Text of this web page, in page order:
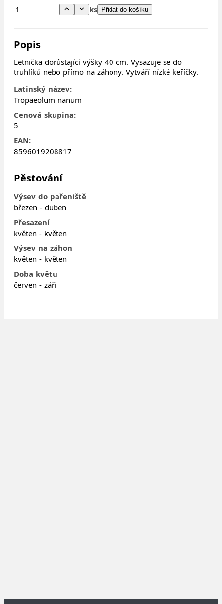
ks Přidat do košíku
Popis
Letnička dorůstající výšky 40 cm. Vysazuje se do
truhlíků nebo přímo na záhony. Vytváří nízké keříčky.
Latinský název:
Tropaeolum nanum
Cenová skupina:
5
EAN:
8596019208817
Pěstování
Výsev do pařeniště
březen - duben
Přesazení
květen - květen
Výsev na záhon
květen - květen
Doba květu
červen - září